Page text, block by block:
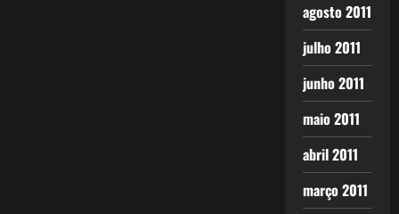
agosto 2011
julho 2011
junho 2011
maio 2011
abril 2011
março 2011